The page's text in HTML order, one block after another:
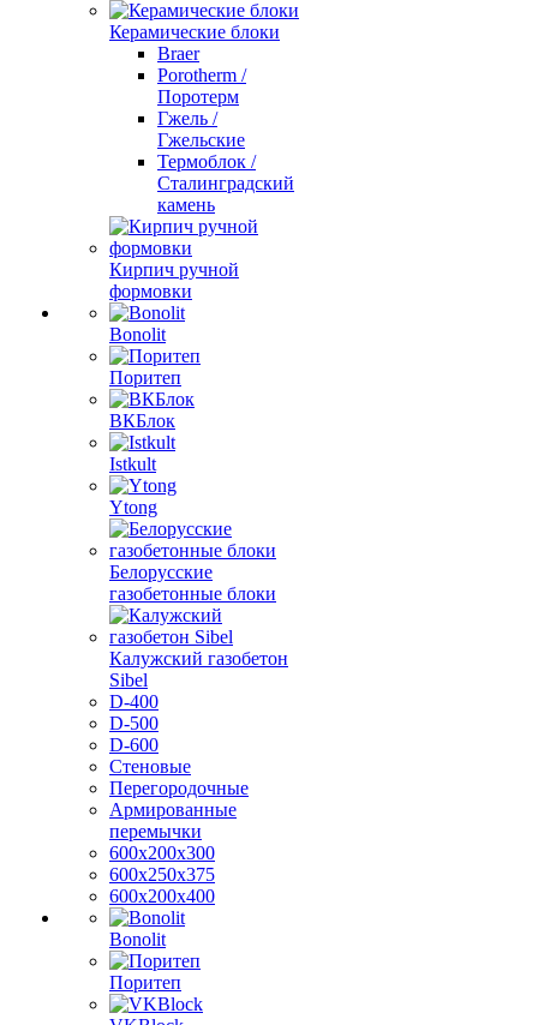
Керамические блоки
Braer
Porotherm /
Поротерм
Гжель /
Гжельские
Термоблок /
Сталинградский
камень
Кирпич ручной
формовки
Bonolit
Поритеп
ВКБлок
Istkult
Ytong
Белорусские
газобетонные блоки
Калужский газобетон
Sibel
D-400
D-500
D-600
Стеновые
Перегородочные
Армированные
перемычки
600х200х300
600х250х375
600х200х400
Bonolit
Поритеп